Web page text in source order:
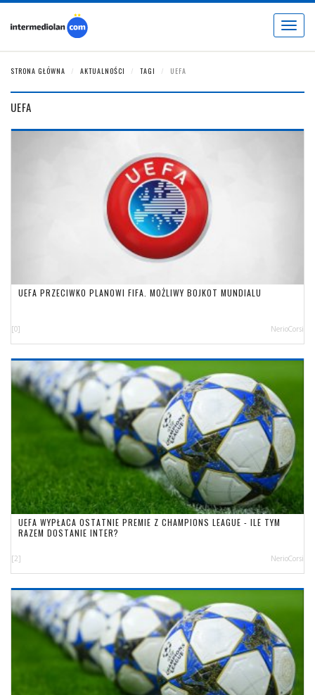
Toggle
STRONA GŁÓWNA AKTUALNOŚCI TAGI UEFA
UEFA
UEFA PRZECIWKO PLANOWI FIFA. MOŻLIWY BOJKOT MUNDIALU
[0] NerioCorsi
UEFA WYPŁACA OSTATNIE PREMIE Z CHAMPIONS LEAGUE - ILE TYM
RAZEM DOSTANIE INTER?
[2] NerioCorsi